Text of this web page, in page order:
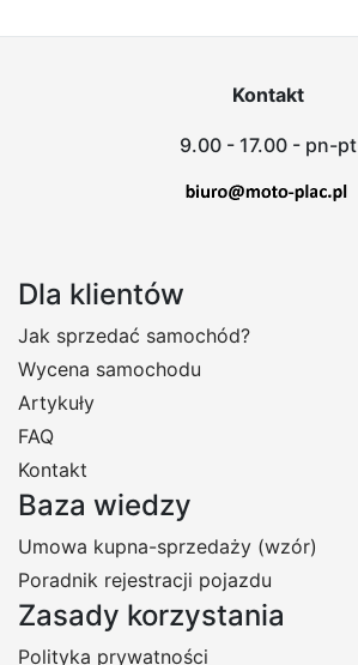
Kontakt
9.00 - 17.00 - pn-pt
Dla klientów
Jak sprzedać samochód?
Wycena samochodu
Artykuły
FAQ
Kontakt
Baza wiedzy
Umowa kupna-sprzedaży (wzór)
Poradnik rejestracji pojazdu
Zasady korzystania
Polityka prywatności